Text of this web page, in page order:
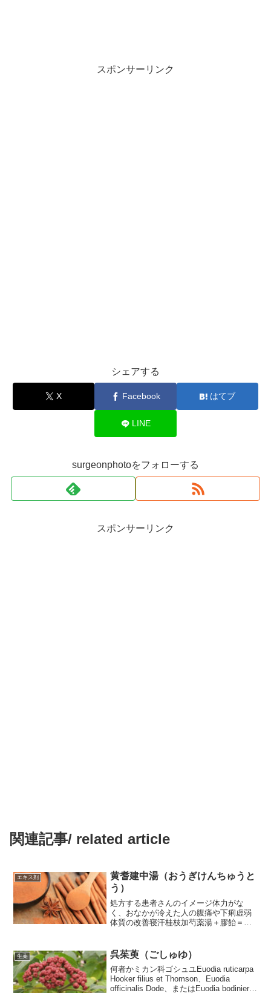
スポンサーリンク
シェアする
X Facebook はてブ
LINE
surgeonphotoをフォローする
スポンサーリンク
関連記事/ related article
エキス剤
黄耆建中湯（おうぎけんちゅうと
う）
処方する患者さんのイメージ体力がな
く、おなかが冷えた人の腹痛や下痢虚弱
体質の改善寝汗桂枝加芍薬湯＋膠飴＝小
桂枝湯の芍薬が1.5倍入った処方で腹痛、
腹部膨満の処方です。膠...
生薬 呉茱萸（ごしゅゆ）
何者かミカン科ゴシュユEuodia ruticarpa
Hooker filius et Thomson、Euodia
officinalis Dode、またはEuodia bodinieri